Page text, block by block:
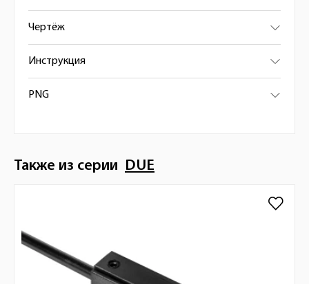
Чертёж
Инструкция
PNG
Также из серии DUE